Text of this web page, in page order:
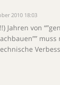
2010 18:03
Jahren von
muss